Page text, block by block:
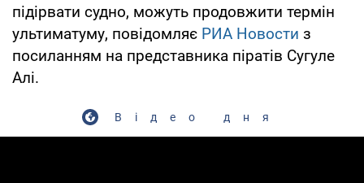
підірвати судно, можуть продовжити термін
ультиматуму, повідомляє РИА Новости з
посиланням на представника піратів Сугуле
Алі.
Відео дня